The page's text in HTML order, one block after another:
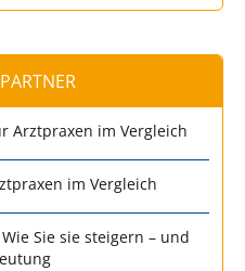
Arztpraxen im Vergleich
im Vergleich
Sie sie steigern – und